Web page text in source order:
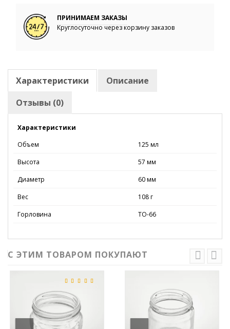
ПРИНИМАЕМ ЗАКАЗЫ
Круглосуточно через корзину заказов
Характеристики
Описание
Отзывы (0)
Характеристики
Объем
125 мл
Высота
57 мм
Диаметр
60 мм
Вес
108 г
Горловина
ТО-66
С ЭТИМ ТОВАРОМ ПОКУПАЮТ